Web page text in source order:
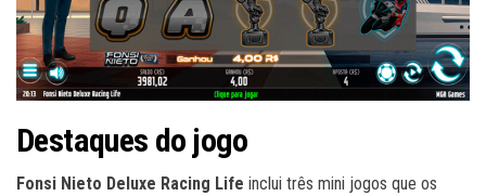
Destaques do jogo
Fonsi Nieto Deluxe Racing Life inclui três mini jogos que os